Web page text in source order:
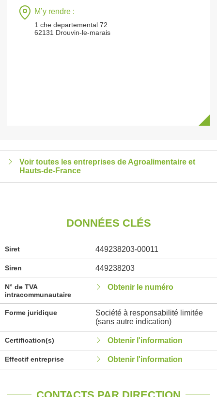
M’y rendre :
1 che departemental 72
62131 Drouvin-le-marais
Voir toutes les entreprises de Agroalimentaire et
Hauts-de-France
DONNÉES CLÉS
Siret 449238203-00011
Siren 449238203
N° de TVA
intracommunautaire
Obtenir le numéro
Forme juridique
Société à responsabilité limitée
(sans autre indication)
Certification(s) Obtenir l'information
Effectif entreprise Obtenir l'information